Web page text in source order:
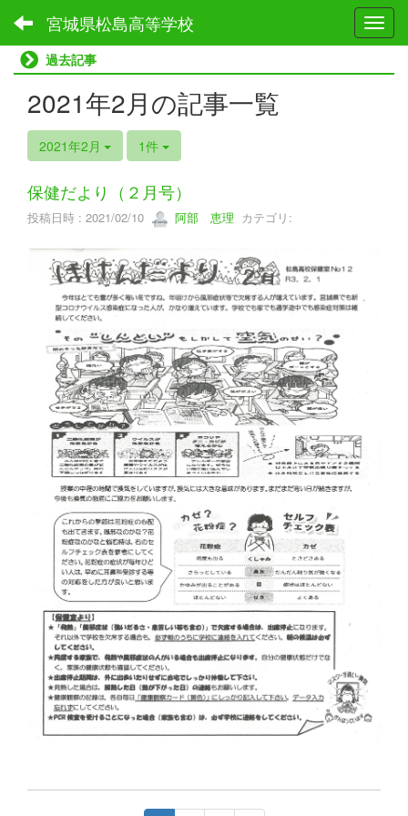
宮城県松島高等学校
過去記事
2021年2月の記事一覧
2021年2月 1件
保健だより（２月号）
投稿日時 : 2021/02/10 阿部 恵理 カテゴリ: